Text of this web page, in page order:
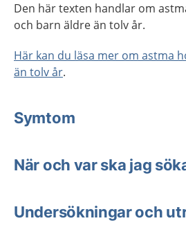
Den här texten handlar om
och barn äldre än tolv år.
Här kan du läsa mer om astma
än tolv år.
Symtom
När och var ska jag
Undersökningar och